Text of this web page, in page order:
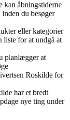
kan åbningstiderne
du besøger
eller kategorier
liste for at undgå at
planlægger at
Roskilde for
har et bredt
nye ting under